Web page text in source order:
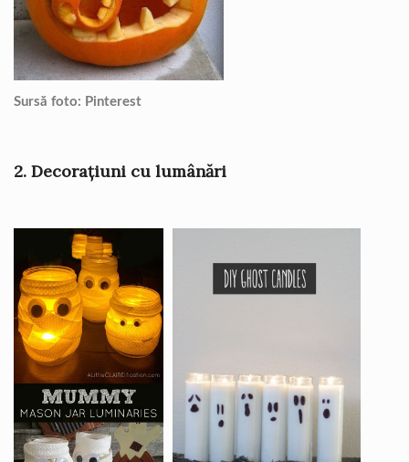
Sursă foto: Pinterest
2. Decorațiuni cu lumânări